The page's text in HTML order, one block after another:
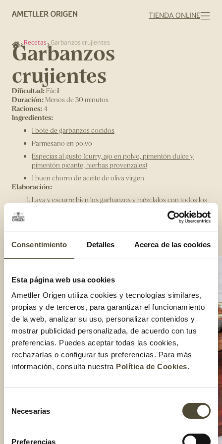
Consentimiento Detalles Acerca de las cookies
Esta página web usa cookies
Ametller Origen utiliza cookies y tecnologías similares,
propias y de terceros, para garantizar el funcionamiento
de la web, analizar su uso, personalizar contenidos y
mostrar publicidad personalizada, de acuerdo con tus
preferencias. Puedes aceptar todas las cookies,
rechazarlas o configurar tus preferencias. Para más
información, consulta nuestra Política de Cookies.
Necesarias
Preferencias
TIENDA ONLINE
Recetas Garbanzos crujientes
Garbanzos
crujientes
Dificultad: Fácil
Duración: Menos de 30 minutos
Raciones:4
Ingredientes:
1 bote de garbanzos cocidos
Parmesano en polvo
Especias al gusto (curry, ajo en polvo, pimentón dulce y
pimentón picante, hierbas provenzales)
1 buen chorro de aceite de oliva virgen
Elaboración:
Lava y escurre bien los garbanzos y mézclalos con todos los
Cocínalos en la airfryer a 180 grados durante 10 - 12 minutos
o hasta que estén dorados y crujientes.